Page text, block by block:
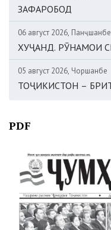
ЗАФАРОБОД
06 август 2026, Панҷшанбе
ХУҶАНД. РӮНАМОИ
05 август 2026, Чоршанбе
ТОҶИКИСТОН –
PDF